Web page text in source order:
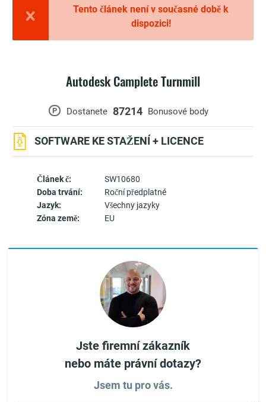
Tento článek není v současné době k
dispozici!
Autodesk Camplete Turnmill
Článek č:
SW10680
Doba trvání:
Roční předplatné
Jazyk:
Všechny jazyky
Zóna země:
EU
P Dostanete 87214 Bonusové body
SOFTWARE KE STAŽENÍ + LICENCE
Jste firemní zákazník
nebo máte právní dotazy?
Jsem tu pro vás.